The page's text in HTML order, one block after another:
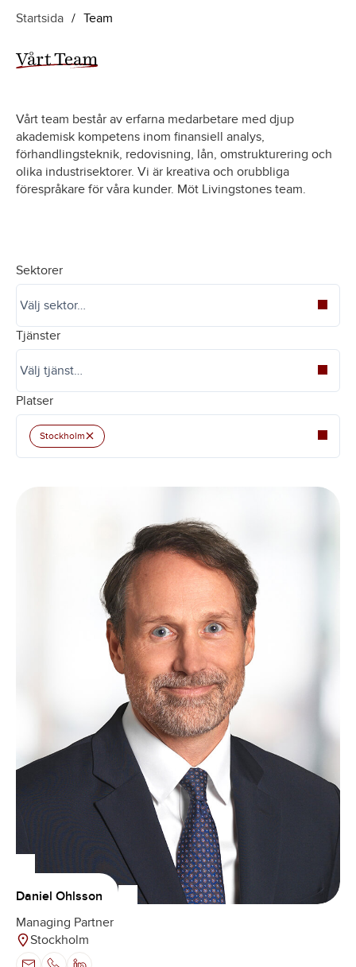
Startsida / Team
Vårt Team
Vårt team består av erfarna medarbetare med djup
akademisk kompetens inom finansiell analys,
förhandlingsteknik, redovisning, lån, omstrukturering och
olika industrisektorer. Vi är kreativa och orubbliga
förespråkare för våra kunder. Möt Livingstones team.
Sektorer
Tjänster
Platser
Stockholm×
Daniel Ohlsson
Managing Partner
Stockholm